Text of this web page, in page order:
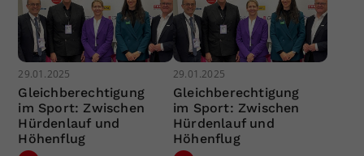
29.01.2025
Gleichberechtigung
im Sport: Zwischen
Hürdenlauf und
Höhenflug
29.01.2025
Gleichberechtigung
im Sport: Zwischen
Hürdenlauf und
Höhenflug